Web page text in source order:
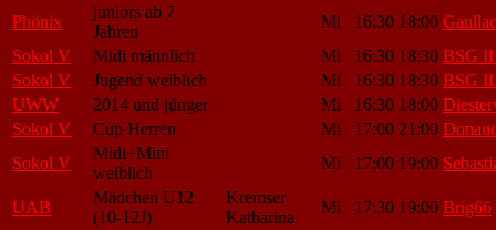
Phönix
juniors ab 7
Jahren
Mi 16:30 18:00
Sokol V
Midi männlich Mi 16:30 18:30 BSG
Sokol V
Jugend weiblich Mi 16:30 18:30 BSG
UWW
2014 und jünger Mi 16:30 18:00
Sokol V
Cup Herren Mi 17:00 21:00
Sokol V
Midi+Mini
weiblich
Mi 17:00 19:00
UAB
Mädchen U12
(10-12J)
Kremser
Katharina
Mi 17:30 19:00 Brig66